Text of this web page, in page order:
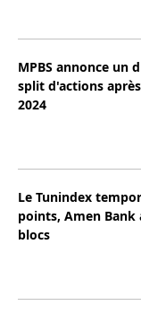
MPBS annonce un
split d'actions
2024
Le Tunindex
points, Amen Bank
blocs